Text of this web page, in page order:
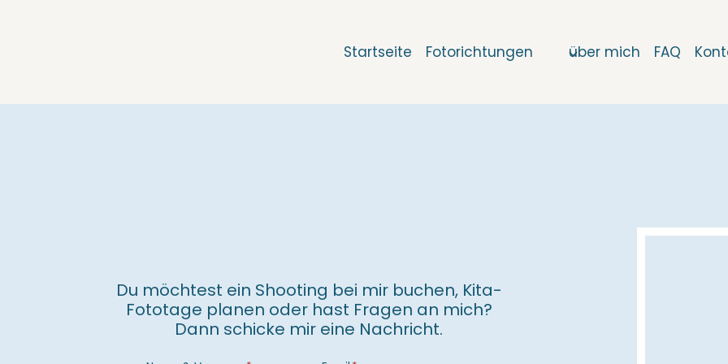
Startseite Fotorichtungen über mich FAQ
Du möchtest ein Shooting bei mir buchen, Kita-
Fototage planen oder hast Fragen an mich?
Dann schicke mir eine Nachricht.